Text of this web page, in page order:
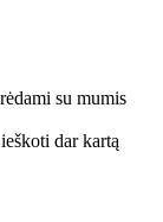
su mumis
dar kartą